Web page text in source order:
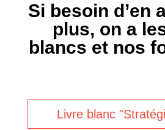
Si besoin d’en
plus, on a
blancs et nos
Livre blanc